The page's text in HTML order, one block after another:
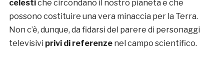
celestiche circondano il nostro pianeta e che
possono costituire una vera minaccia per la Terra.
Non c’è, dunque, da fidarsi del parere di personaggi
televisivi privi di referenzenel campo scientifico.